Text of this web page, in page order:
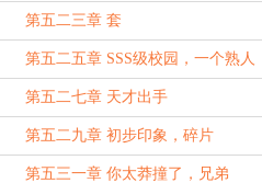
第五二三章 套
第五二五章 SSS级校园，一个熟人
第五二七章 天才出手
第五二九章 初步印象，碎片
第五三一章 你太莽撞了，兄弟